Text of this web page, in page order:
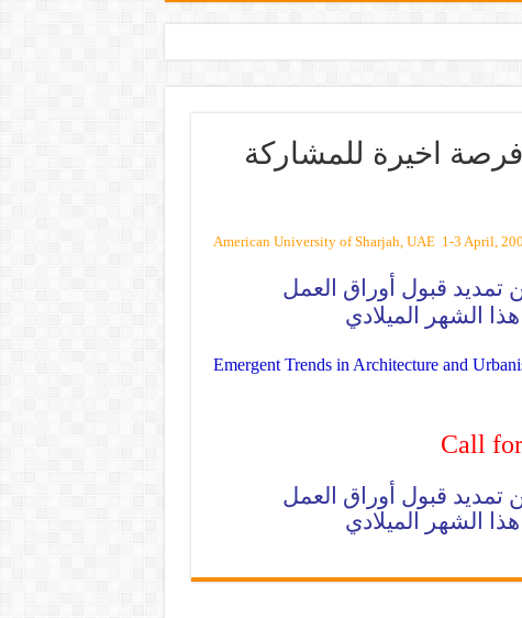
Call for Papers: Instant Cities فرصة اخيرة للمشاركة
American University of Sharjah, UAE 1-3 April,
تمديد قبول أوراق العمل
الشهر الميلادي
Emergent Trends in Architecture and
Call
تمديد قبول أوراق العمل
الشهر الميلادي